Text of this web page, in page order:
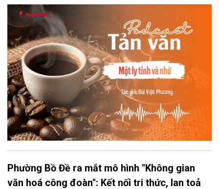
đợi giọt đắng của đất đai, mưa nắng điểm từng nhịp xuống
chiếc ly sứ như đợi thời gian mở cánh cửa diệu kì của mình.
Phường Bồ Đề ra mắt mô hình "Không gian
văn hoá công đoàn": Kết nối tri thức, lan toả